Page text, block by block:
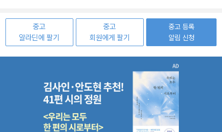
중고
알라딘에 팔기
중고
회원에게 팔기
중고 등록
알림 신청